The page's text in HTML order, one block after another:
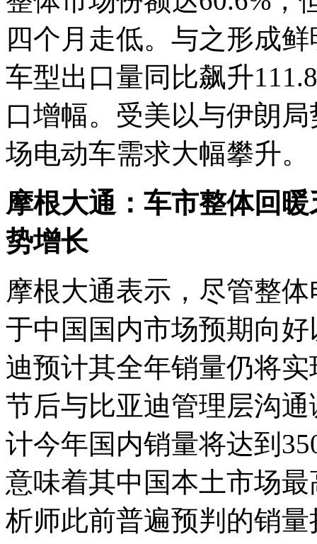
四个月走低。与之形成
车型出口量同比飙升
口增幅。受美以与伊朗
场电动车需求大幅攀升。
摩根大通：车市整体回
势增长
摩根大通表示，尽管整
于中国国内市场预期向
迪预计其全年销量仍将
节后与比亚迪管理层沟
计今年国内销量将达到
意味着其中国本土市场
析师此前普遍预判的销